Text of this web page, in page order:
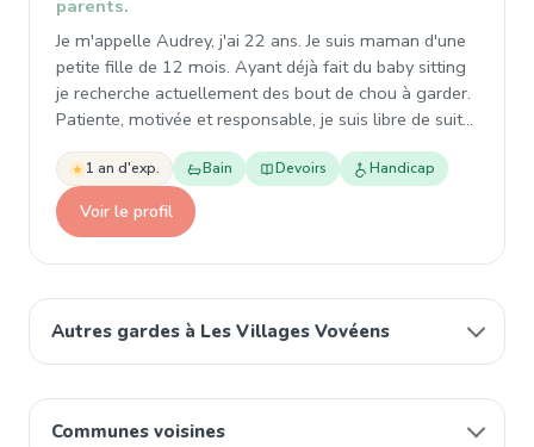
Autres gardes à Les Villages Vovéens
Communes voisines
parents.
Je m'appelle Audrey, j'ai 22 ans. Je suis maman d'une
petite fille de 12 mois. Ayant déjà fait du baby sitting
je recherche actuellement des bout de chou à garder.
Patiente, motivée et responsable, je suis libre de suit…
1 an d'exp. Bain Devoirs Handicap
Voir le profil